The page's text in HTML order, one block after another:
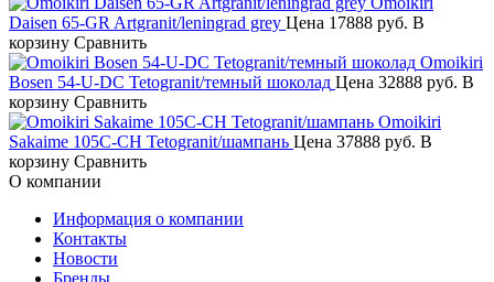
Daisen 65-GR Artgranit/leningrad grey Цена 17888 руб. В
корзину Сравнить
Omoikiri
Bosen 54-U-DC Tetogranit/темный шоколад Цена 32888 руб. В
корзину Сравнить
Omoikiri
Sakaime 105C-CH Tetogranit/шампань Цена 37888 руб. В
корзину Сравнить
О компании
Информация о компании
Контакты
Новости
Бренды